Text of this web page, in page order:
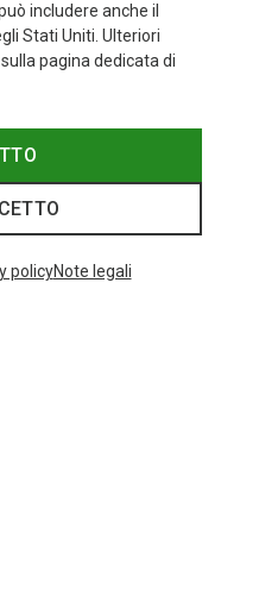
includere anche il
Stati Uniti. Ulteriori
pagina dedicata di
policyNote legali